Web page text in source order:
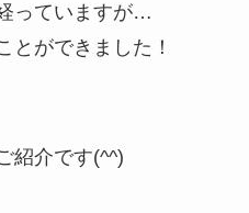
っていますが…
とができました！
紹介です(^^)